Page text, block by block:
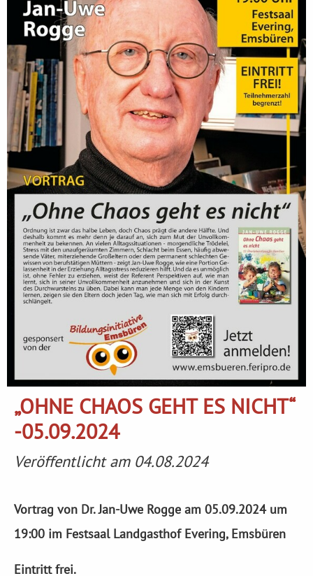
„OHNE CHAOS GEHT ES NICHT“
-05.09.2024
Veröffentlicht am 04.08.2024
Vortrag von Dr. Jan-Uwe Rogge am 05.09.2024 um
19:00 im Festsaal Landgasthof Evering, Emsbüren
Eintritt frei.